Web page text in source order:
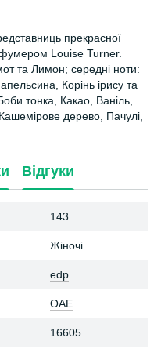
прекрасної
Louise Turner.
та Лимон; середні ноти:
Корінь ірису та
тонка, Какао, Ваніль,
дерево, Пачулі,
Відгуки
143
Жіночі
edp
ОАЕ
16605